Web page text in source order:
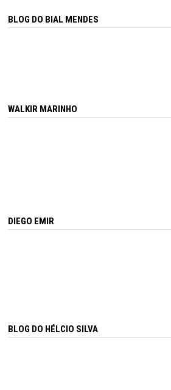
BLOG DO BIAL MENDES
WALKIR MARINHO
DIEGO EMIR
BLOG DO HÉLCIO SILVA